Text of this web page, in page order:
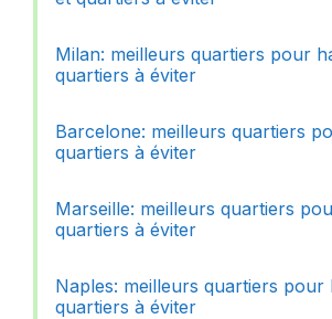
Milan: meilleurs quartiers pour
quartiers à éviter
Barcelone: meilleurs quartiers
quartiers à éviter
Marseille: meilleurs quartiers
quartiers à éviter
Naples: meilleurs quartiers pour
quartiers à éviter